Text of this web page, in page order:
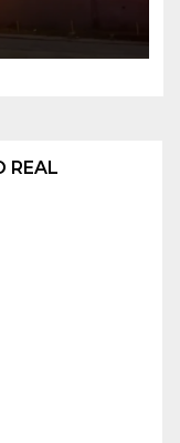
REAL